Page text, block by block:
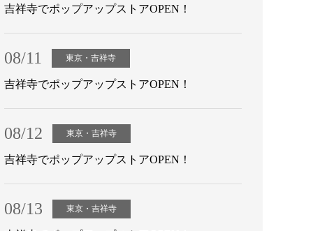
吉祥寺でポップアップストアOPEN！
08/11 東京・吉祥寺
吉祥寺でポップアップストアOPEN！
08/12 東京・吉祥寺
吉祥寺でポップアップストアOPEN！
08/13 東京・吉祥寺